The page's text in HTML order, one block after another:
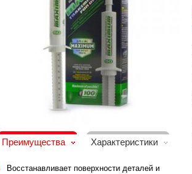
Преимущества Характеристики
Восстанавливает поверхности деталей и